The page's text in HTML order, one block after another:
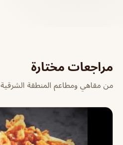
مراجعات مختارة
من مقاهي ومطاعم المنطقة الشرقية